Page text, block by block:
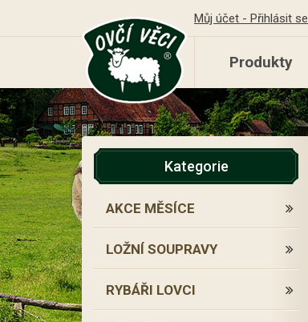
Můj účet - Přihlásit se
Produkty
Kategorie
AKCE MĚSÍCE
LOŽNÍ SOUPRAVY
RYBÁŘI LOVCI